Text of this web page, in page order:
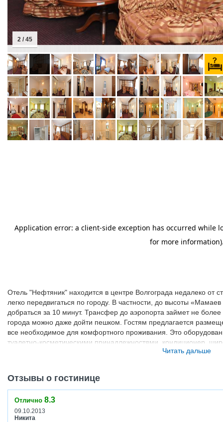
2 / 45
Отель "Нефтяник" находится в центре Волгограда недалеко от
легко передвигаться по городу. В частности, до высоты
добраться за 10 минут. Трансфер до аэропорта займет не
города можно даже дойти пешком. Гостям предлагается
все необходимое для комфортного проживания. Это
туалетно-косметическими принадлежностями, кондиционер,
просмотра спутниковых каналов, бесплатный Wi-Fi. В номерах
массажный кабинет. Завтрак подают в номера. Отобедать и
соседству кафе и ресторанах.
Читать дальше
Отзывы о гостинице
Отлично 8.3
09.10.2013
Никита